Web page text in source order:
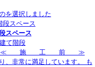
を選択しました
スペース
て階段
たい。 ≪ 施 工 前 ≫
に満足しています。 も